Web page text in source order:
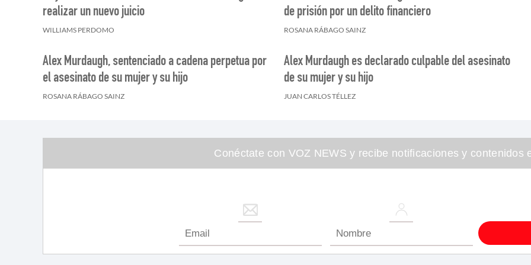
realizar un nuevo juicio
WILLIAMS PERDOMO
de prisión por un delito financiero
ROSANA RÁBAGO SAINZ
Alex Murdaugh, sentenciado a cadena perpetua por
el asesinato de su mujer y su hijo
ROSANA RÁBAGO SAINZ
Alex Murdaugh es declarado culpable del asesinato
de su mujer y su hijo
JUAN CARLOS TÉLLEZ
Conéctate con VOZ NEWS y recibe notificaciones y contenidos